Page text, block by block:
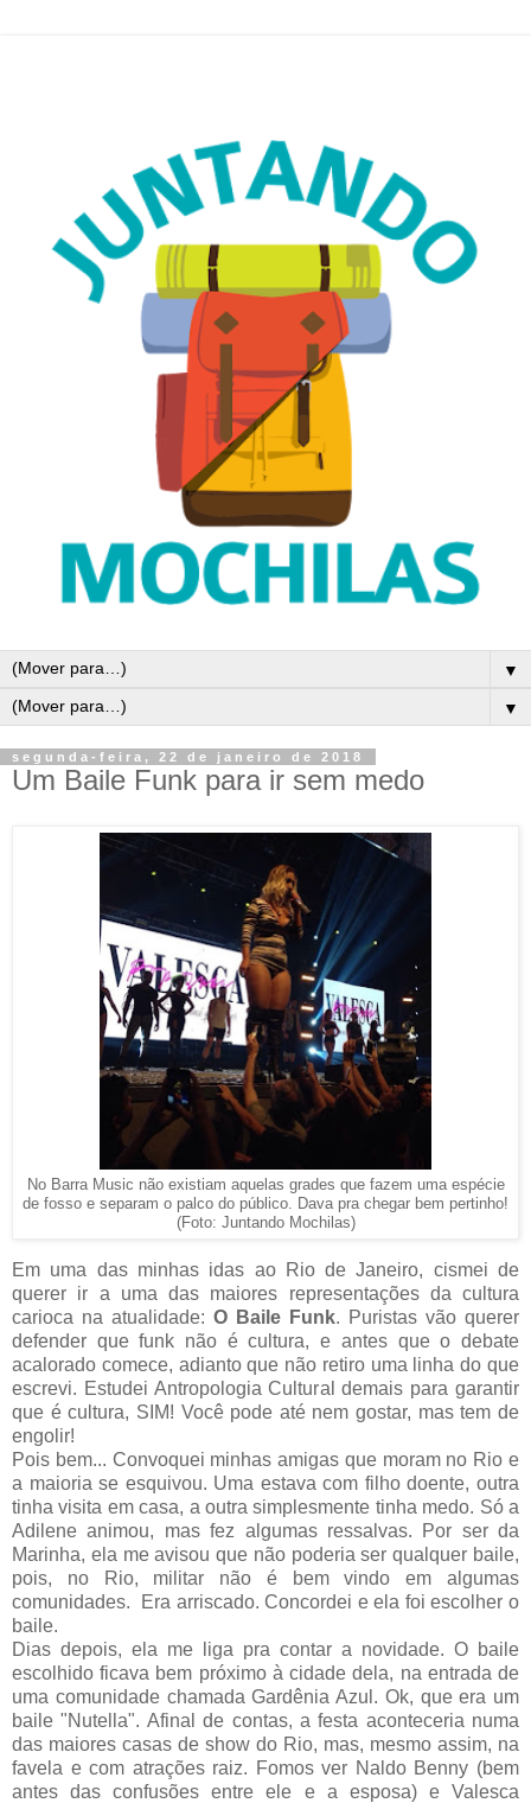
▼
▼
segunda-feira, 22 de janeiro de 2018
Um Baile Funk para ir sem medo
No Barra Music não existiam aquelas grades que fazem uma espécie
de fosso e separam o palco do público. Dava pra chegar bem pertinho!
(Foto: Juntando Mochilas)
Em uma das minhas idas ao Rio de Janeiro, cismei de
querer ir a uma das maiores representações da cultura
carioca na atualidade: O Baile Funk. Puristas vão querer
defender que funk não é cultura, e antes que o debate
acalorado comece, adianto que não retiro uma linha do que
escrevi. Estudei Antropologia Cultural demais para garantir
que é cultura, SIM! Você pode até nem gostar, mas tem de
engolir!
Pois bem... Convoquei minhas amigas que moram no Rio e
a maioria se esquivou. Uma estava com filho doente, outra
tinha visita em casa, a outra simplesmente tinha medo. Só a
Adilene animou, mas fez algumas ressalvas. Por ser da
Marinha, ela me avisou que não poderia ser qualquer baile,
pois, no Rio, militar não é bem vindo em algumas
comunidades. Era arriscado. Concordei e ela foi escolher o
baile.
Dias depois, ela me liga pra contar a novidade. O baile
escolhido ficava bem próximo à cidade dela, na entrada de
uma comunidade chamada Gardênia Azul. Ok, que era um
baile "Nutella". Afinal de contas, a festa aconteceria numa
das maiores casas de show do Rio, mas, mesmo assim, na
favela e com atrações raiz. Fomos ver Naldo Benny (bem
antes das confusões entre ele e a esposa) e Valesca